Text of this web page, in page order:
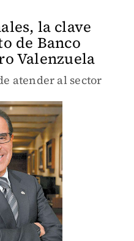
la clave
de Banco
Valenzuela
atender al sector